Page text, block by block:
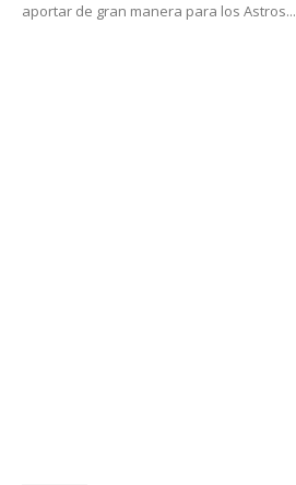
aportar de gran manera para los Astros...